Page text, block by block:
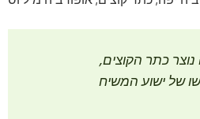
כתר הקוצים,